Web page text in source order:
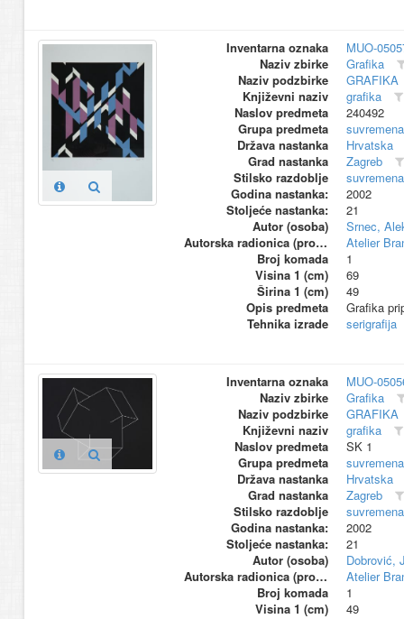
Inventarna oznaka
MUO-
Naziv zbirke
Grafika
Naziv podzbirke
GRAFIKA
Književni naziv
grafika
Naslov predmeta
240492
Grupa predmeta
suvremena
Država nastanka
Hrvatska
Grad nastanka
Zagreb
Stilsko razdoblje
suvremena
Godina nastanka:
2002
Stoljeće nastanka:
21
Autor (osoba)
Srnec,
Autorska radionica (proizvođač)
Atelier
Broj komada
1
Visina 1 (cm)
69
Širina 1 (cm)
49
Opis predmeta
Grafika
Tehnika izrade
serigrafija
Inventarna oznaka
MUO-
Naziv zbirke
Grafika
Naziv podzbirke
GRAFIKA
Književni naziv
grafika
Naslov predmeta
SK 1
Grupa predmeta
suvremena
Država nastanka
Hrvatska
Grad nastanka
Zagreb
Stilsko razdoblje
suvremena
Godina nastanka:
2002
Stoljeće nastanka:
21
Autor (osoba)
Dobrović,
Autorska radionica (proizvođač)
Atelier
Broj komada
1
Visina 1 (cm)
49